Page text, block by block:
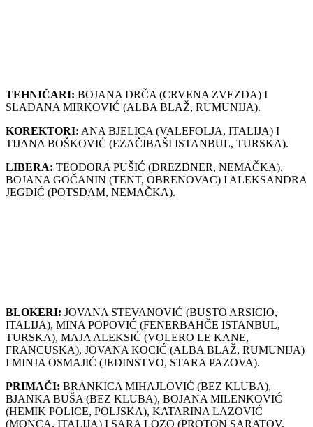
TEHNIČARI: BOJANA DRČA (CRVENA ZVEZDA) I
SLAĐANA MIRKOVIĆ (ALBA BLAŽ, RUMUNIJA).
KOREKTORI: ANA BJELICA (VALEFOLJA, ITALIJA) I
TIJANA BOŠKOVIĆ (EZAČIBAŠI ISTANBUL, TURSKA).
LIBERA: TEODORA PUŠIĆ (DREZDNER, NEMAČKA),
BOJANA GOČANIN (TENT, OBRENOVAC) I ALEKSANDRA
JEGDIĆ (POTSDAM, NEMAČKA).
BLOKERI: JOVANA STEVANOVIĆ (BUSTO ARSICIO,
ITALIJA), MINA POPOVIĆ (FENERBAHČE ISTANBUL,
TURSKA), MAJA ALEKSIĆ (VOLERO LE KANE,
FRANCUSKA), JOVANA KOCIĆ (ALBA BLAŽ, RUMUNIJA)
I MINJA OSMAJIĆ (JEDINSTVO, STARA PAZOVA).
PRIMAČI: BRANKICA MIHAJLOVIĆ (BEZ KLUBA),
BJANKA BUŠA (BEZ KLUBA), BOJANA MILENKOVIĆ
(HEMIK POLICE, POLJSKA), KATARINA LAZOVIĆ
(MONCA, ITALIJA) I SARA LOZO (PROTON SARATOV,